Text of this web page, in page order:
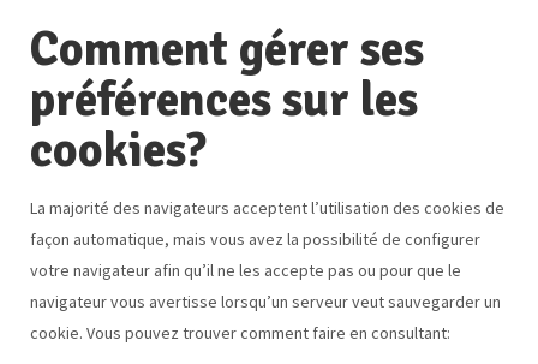
Comment gérer ses
préférences sur les
cookies?
La majorité des navigateurs acceptent l’utilisation des cookies de
façon automatique, mais vous avez la possibilité de configurer
votre navigateur afin qu’il ne les accepte pas ou pour que le
navigateur vous avertisse lorsqu’un serveur veut sauvegarder un
cookie. Vous pouvez trouver comment faire en consultant: